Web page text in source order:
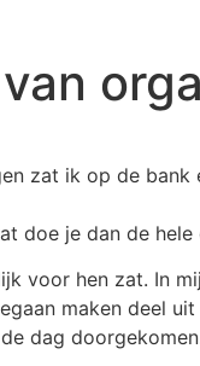
zat ik op de bank
doe je dan de hele
voor hen zat. In
maken deel
dag